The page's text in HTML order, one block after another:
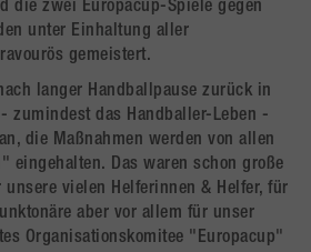
die zwei Europacup-Spiele gegen
unter Einhaltung aller
gemeistert.
langer Handballpause zurück in
zumindest das Handballer-Leben -
die Maßnahmen werden von allen
eingehalten. Das waren schon große
unsere vielen Helferinnen & Helfer, für
aber vor allem für unser
Organisationskomitee "Europacup"